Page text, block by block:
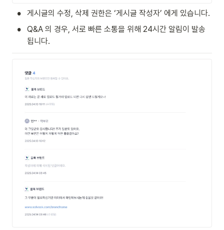
•
•
Q&A 의 경우, 서로 빠른 소통을 위해 24시간 알림이 발송
됩니다.